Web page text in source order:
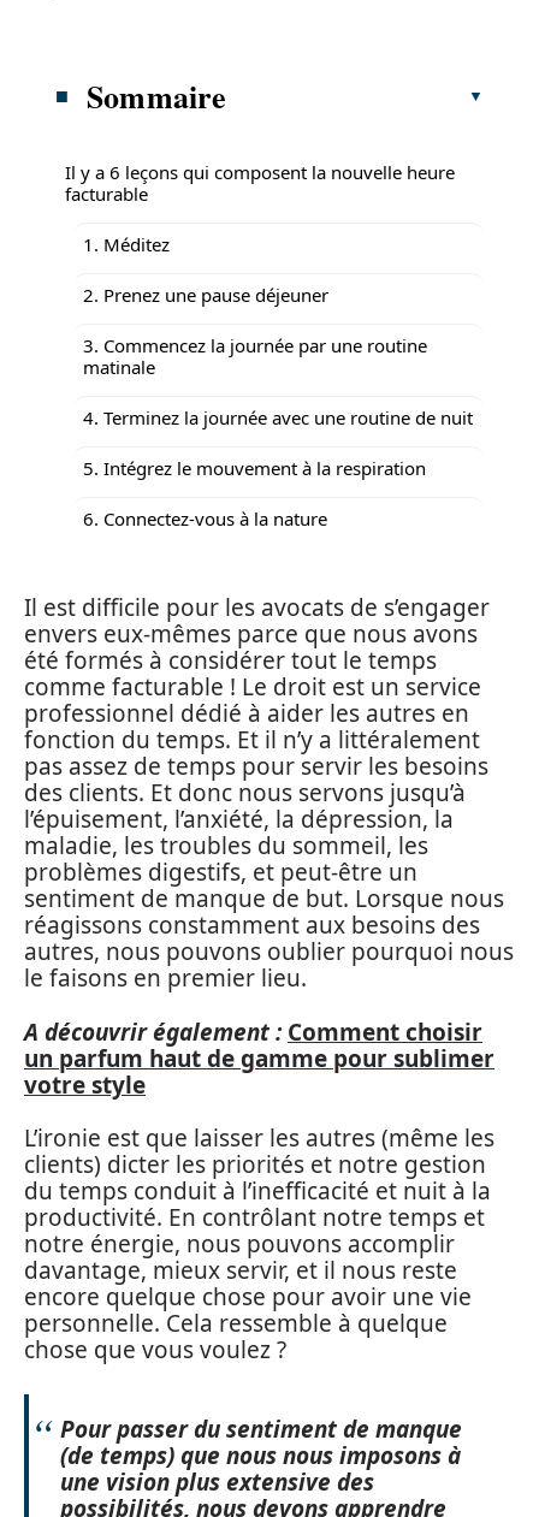
Sommaire
Il y a 6 leçons qui composent la nouvelle heure
facturable
1. Méditez
2. Prenez une pause déjeuner
3. Commencez la journée par une routine
matinale
4. Terminez la journée avec une routine de nuit
5. Intégrez le mouvement à la respiration
6. Connectez-vous à la nature
Il est difficile pour les avocats de s’engager
envers eux-mêmes parce que nous avons
été formés à considérer tout le temps
comme facturable ! Le droit est un service
professionnel dédié à aider les autres en
fonction du temps. Et il n’y a littéralement
pas assez de temps pour servir les besoins
des clients. Et donc nous servons jusqu’à
l’épuisement, l’anxiété, la dépression, la
maladie, les troubles du sommeil, les
problèmes digestifs, et peut-être un
sentiment de manque de but. Lorsque nous
réagissons constamment aux besoins des
autres, nous pouvons oublier pourquoi nous
le faisons en premier lieu.
A découvrir également : Comment choisir
un parfum haut de gamme pour sublimer
votre style
L’ironie est que laisser les autres (même les
clients) dicter les priorités et notre gestion
du temps conduit à l’inefficacité et nuit à la
productivité. En contrôlant notre temps et
notre énergie, nous pouvons accomplir
davantage, mieux servir, et il nous reste
encore quelque chose pour avoir une vie
personnelle. Cela ressemble à quelque
chose que vous voulez ?
Pour passer du sentiment de manque
(de temps) que nous nous imposons à
une vision plus extensive des
possibilités, nous devons apprendre